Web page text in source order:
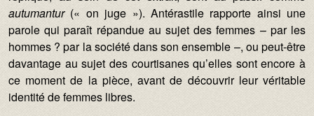
autumantur (« on juge »). Antérastile rapporte ainsi une
parole qui paraît répandue au sujet des femmes – par les
hommes ? par la société dans son ensemble –, ou peut-être
davantage au sujet des courtisanes qu’elles sont encore à
ce moment de la pièce, avant de découvrir leur véritable
identité de femmes libres.